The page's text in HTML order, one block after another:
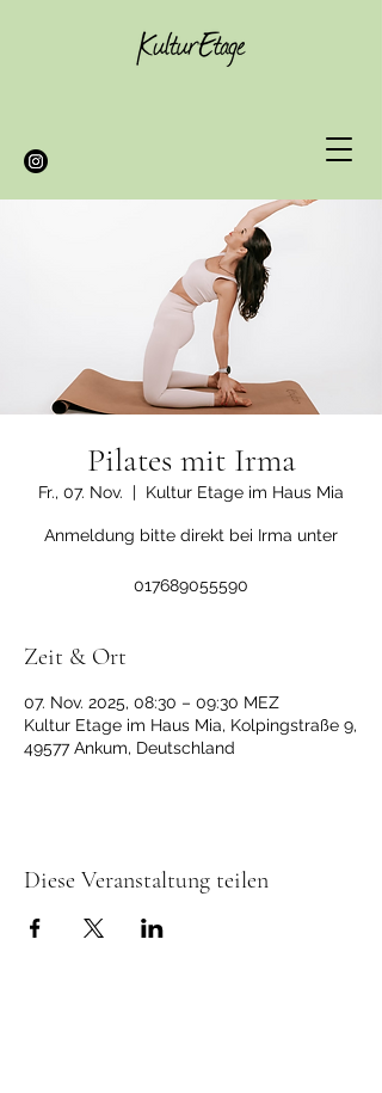
Pilates mit Irma
Fr., 07. Nov.
  |
Kultur Etage im Haus Mia
Anmeldung bitte direkt bei Irma unter
017689055590
Zeit & Ort
07. Nov. 2025, 08:30 – 09:30 MEZ
Kultur Etage im Haus Mia, Kolpingstraße 9,
49577 Ankum, Deutschland
Diese Veranstaltung teilen